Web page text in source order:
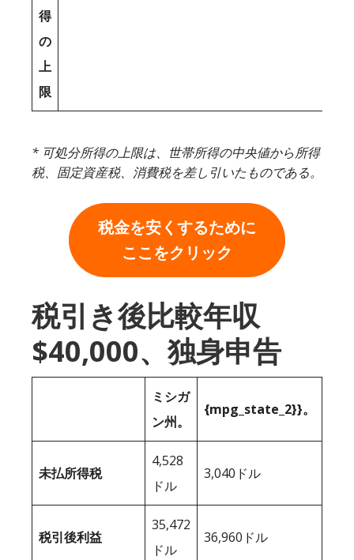
得
の
上
限
* 可処分所得の上限は、世帯所得の中央値から所得
税、固定資産税、消費税を差し引いたものである。
税金を安くするために
ここをクリック
税引き後比較年収
$40,000、独身申告
ミシガ
ン州。
{mpg_state_2}}。
未払所得税
4,528
ドル
3,040ドル
税引後利益
35,472
ドル
36,960ドル